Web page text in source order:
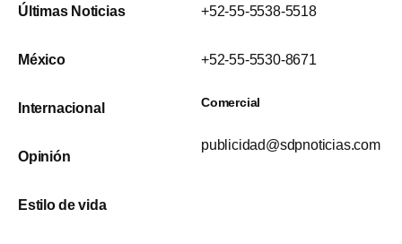
Últimas Noticias
México
Internacional
Opinión
Estilo de vida
+52-55-5538-5518
+52-55-5530-8671
Comercial
publicidad@sdpnoticias.com